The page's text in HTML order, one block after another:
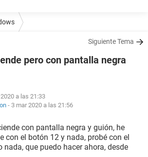
Siguiente Tema
pero con pantalla negra
a las 21:33
- 3 mar 2020 a las 21:56
con pantalla negra y guión, he
con el botón 12 y nada, probé con el
nada, que puedo hacer ahora, desde